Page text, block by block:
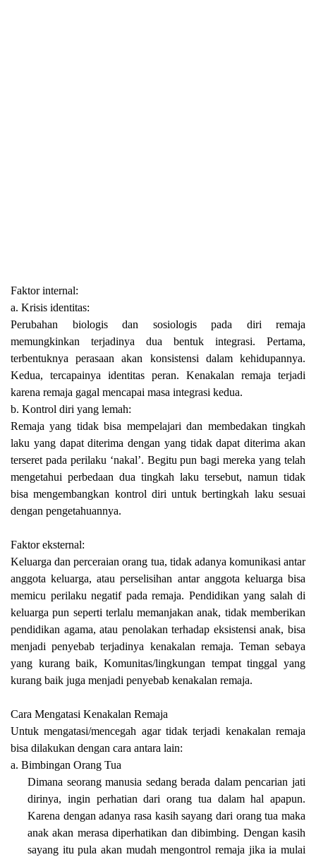
Faktor internal:
a. Krisis identitas:
Perubahan biologis dan sosiologis pada diri remaja
memungkinkan terjadinya dua bentuk integrasi. Pertama,
terbentuknya perasaan akan konsistensi dalam kehidupannya.
Kedua, tercapainya identitas peran. Kenakalan remaja terjadi
karena remaja gagal mencapai masa integrasi kedua.
b. Kontrol diri yang lemah:
Remaja yang tidak bisa mempelajari dan membedakan tingkah
laku yang dapat diterima dengan yang tidak dapat diterima akan
terseret pada perilaku ‘nakal’. Begitu pun bagi mereka yang telah
mengetahui perbedaan dua tingkah laku tersebut, namun tidak
bisa mengembangkan kontrol diri untuk bertingkah laku sesuai
dengan pengetahuannya.
Faktor eksternal:
Keluarga dan perceraian orang tua, tidak adanya komunikasi antar
anggota keluarga, atau perselisihan antar anggota keluarga bisa
memicu perilaku negatif pada remaja. Pendidikan yang salah di
keluarga pun seperti terlalu memanjakan anak, tidak memberikan
pendidikan agama, atau penolakan terhadap eksistensi anak, bisa
menjadi penyebab terjadinya kenakalan remaja. Teman sebaya
yang kurang baik, Komunitas/lingkungan tempat tinggal yang
kurang baik juga menjadi penyebab kenakalan remaja.
Cara Mengatasi Kenakalan Remaja
Untuk mengatasi/mencegah agar tidak terjadi kenakalan remaja
bisa dilakukan dengan cara antara lain:
a. Bimbingan Orang Tua
Dimana seorang manusia sedang berada dalam pencarian jati
dirinya, ingin perhatian dari orang tua dalam hal apapun.
Karena dengan adanya rasa kasih sayang dari orang tua maka
anak akan merasa diperhatikan dan dibimbing. Dengan kasih
sayang itu pula akan mudah mengontrol remaja jika ia mulai